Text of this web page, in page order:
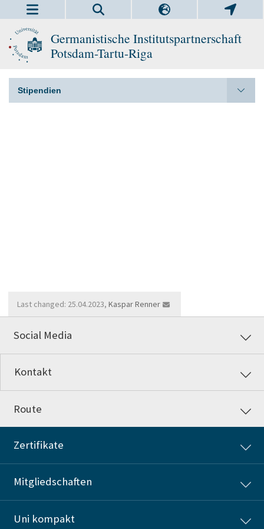
Germanistische Institutspartnerschaft
Potsdam-Tartu-Riga
Stipendien
Last changed: 25.04.2023, Kaspar Renner
Social Media
Kontakt
Route
Zertifikate
Mitgliedschaften
Uni kompakt